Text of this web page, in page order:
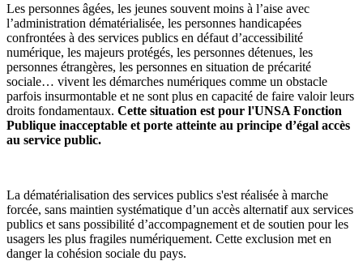
Les personnes âgées, les jeunes souvent moins à l’aise avec
l’administration dématérialisée, les personnes handicapées
confrontées à des services publics en défaut d’accessibilité
numérique, les majeurs protégés, les personnes détenues, les
personnes étrangères, les personnes en situation de précarité
sociale… vivent les démarches numériques comme un obstacle
parfois insurmontable et ne sont plus en capacité de faire valoir leurs
droits fondamentaux. Cette situation est pour l'UNSA Fonction
Publique inacceptable et porte atteinte au principe d’égal accès
au service public.
La dématérialisation des services publics s'est réalisée à marche
forcée, sans maintien systématique d’un accès alternatif aux services
publics et sans possibilité d’accompagnement et de soutien pour les
usagers les plus fragiles numériquement. Cette exclusion met en
danger la cohésion sociale du pays.